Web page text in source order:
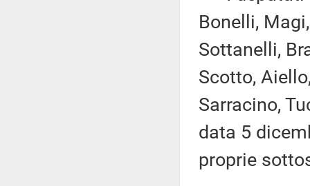
Bonelli,
Sottanelli,
Scotto,
Sarracino,
data 5
proprie